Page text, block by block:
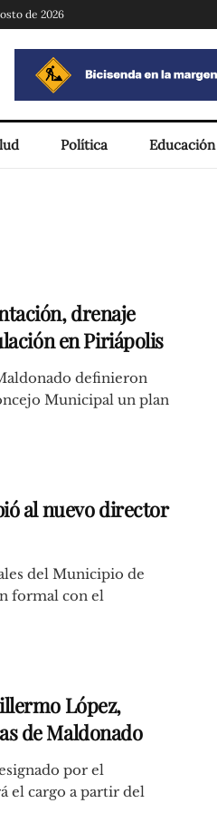
de 2026
Política Educación
drenaje
en Piriápolis
definieron
Municipal un plan
al nuevo director
del Municipio de
formal con el
López,
de Maldonado
por el
el cargo a partir del